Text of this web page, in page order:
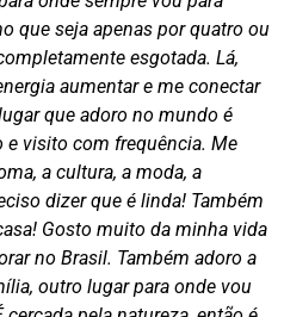
que seja apenas por quatro ou
esgotada. Lá,
aumentar e me conectar
que adoro no mundo é
e visito com frequência. Me
a cultura, a moda, a
dizer que é linda! Também
Gosto muito da minha vida
no Brasil. Também adoro a
outro lugar para onde vou